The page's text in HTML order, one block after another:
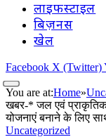
लाइफस्टाइल
बिज़नस
खेल
Facebook X (Twitter)
You are at:Home»
खबर-* जल एवं
योजनाएं बनाने के लिए
Uncategorized